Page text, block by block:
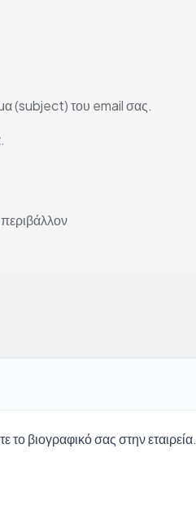
(subject) του email σας.
το βιογραφικό σας στην εταιρεία.